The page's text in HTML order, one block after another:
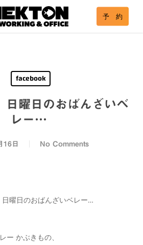
予 約
facebook
日曜日のおばんざいベ
レー…
16日 No Comments
日曜日のおばんざいベレー…
ー かぶきもの、